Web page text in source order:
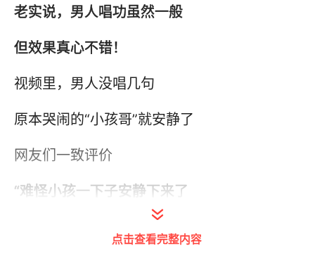
老实说，男人唱功虽然一般
但效果真心不错！
视频里，男人没唱几句
原本哭闹的“小孩哥”就安静了
网友们一致评价
“难怪小孩一下子安静下来了
点击查看完整内容